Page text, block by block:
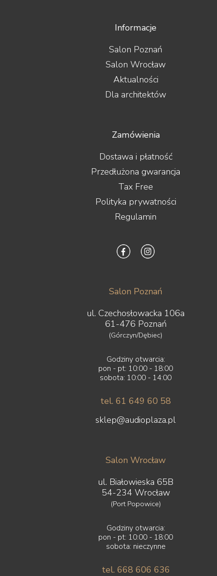
Informacje
Salon Poznań
Salon Wrocław
Aktualności
Dla architektów
Zamówienia
Dostawa i płatność
Przedłużona gwarancja
Tax Free
Polityka prywatności
Regulamin
Salon Poznań
ul. Czechosłowacka 106a
61-476 Poznań
(Górczyn/Dębiec)
Godziny otwarcia:
pon - pt: 10:00 - 18:00
sobota: 10:00 - 14:00
tel. 61 649 60 58
sklep@audioplaza.pl
Salon Wrocław
ul. Białowieska 65B
54-234 Wrocław
(Port Popowice)
Godziny otwarcia:
pon - pt: 10:00 - 18:00
sobota: nieczynne
tel. 668 606 636